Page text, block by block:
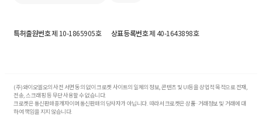
특허출원번호제 10-1865905호 상표등록번호제 40-1643898호
(주)와이오엘오의 사전 서면 동의 없이 크로켓 사이트의 일체의 정보, 콘텐츠 및 UI등을 상업적 목적으로 전재,
전송, 스크래핑 등 무단 사용할 수 없습니다.
크로켓은 통신판매중개자이며 통신판매의 당사자가 아닙니다. 따라서 크로켓은 상품·거래정보 및 거래에 대
하여 책임을 지지 않습니다.